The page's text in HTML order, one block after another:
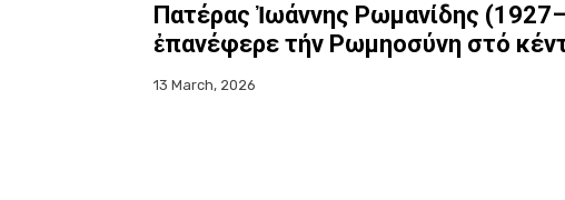
Πατέρας Ἰωάννης Ρωμανίδης
ἐπανέφερε τήν Ρωμηοσύνη στό
13 March, 2026